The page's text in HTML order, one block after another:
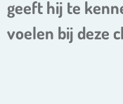
geeft hij te
voelen bij deze